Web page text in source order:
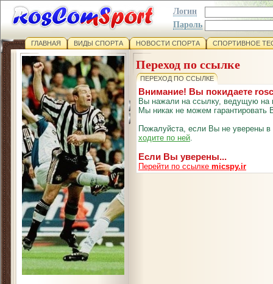
Логин
Пароль
ГЛАВНАЯ ВИДЫ СПОРТА НОВОСТИ СПОРТА СПОРТИВНОЕ
Переход по ссылке
ПЕРЕХОД ПО ССЫЛКЕ
Внимание! Вы покидаете
Вы нажали на ссылку, ведущую на
Мы никак не можем гарантировать
Пожалуйста, если Вы не уверены
ходите по ней.
Если Вы уверены...
Перейти по ссылке micspy.ir